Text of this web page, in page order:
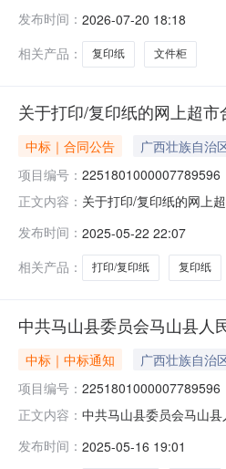
采购项目项目编号
发布时间： 2026-07-20 18:18
相关产品：
复印纸 文件柜
关于打印/复印纸的网上超市
中标｜合同公告 广西壮族自治
项目编号： 2251801000007789596
正文内容： 关于打印/复印纸的网上
单位数量单价(元)总价(
发布时间： 2025-05-22 22:07
相关产品：
打印/复印纸 复印纸
中共马山县委员会马山县人
中标｜中标通知 广西壮族自治
项目编号： 2251801000007789596
正文内容： 中共马山县委员会马山
上超市采购项目采购项
发布时间： 2025-05-16 19:01